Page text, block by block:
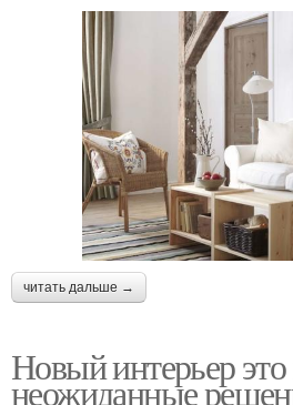
читать дальше →
Новый интерьер это
неожиданные